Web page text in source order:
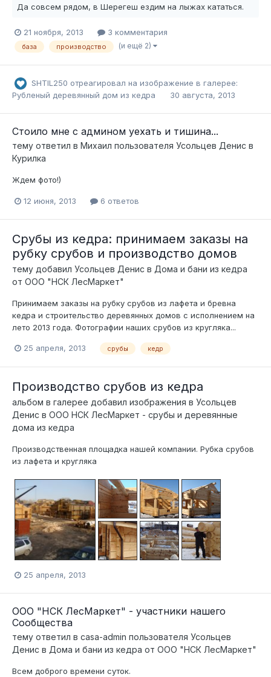
Да совсем рядом, в Шерегеш ездим на лыжах кататься.
21 ноября, 2013 3 комментария
база производство (и ещё 2)
SHTIL250 отреагировал на изображение в галерее:
Рубленый деревянный дом из кедра
30 августа, 2013
Стоило мне с админом уехать и тишина...
тему ответил в Михаил пользователя Усольцев Денис в
Курилка
Ждем фото!)
12 июня, 2013 6 ответов
Срубы из кедра: принимаем заказы на
рубку срубов и производство домов
тему добавил Усольцев Денис в Дома и бани из кедра
от ООО "НСК ЛесМаркет"
Принимаем заказы на рубку срубов из лафета и бревна
кедра и строительство деревянных домов с исполнением на
лето 2013 года. Фотографии наших срубов из кругляка...
25 апреля, 2013 срубы кедр
Производство срубов из кедра
альбом в галерее добавил изображения в Усольцев
Денис в ООО НСК ЛесМаркет - срубы и деревянные
дома из кедра
Производственная площадка нашей компании. Рубка срубов
из лафета и кругляка
25 апреля, 2013
ООО "НСК ЛесМаркет" - участники нашего
Сообщества
тему ответил в casa-admin пользователя Усольцев
Денис в Дома и бани из кедра от ООО "НСК ЛесМаркет"
Всем доброго времени суток.